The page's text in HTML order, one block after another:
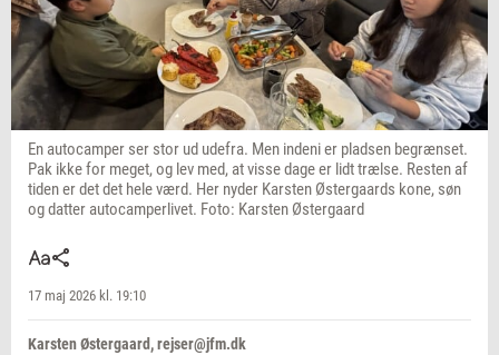
En autocamper ser stor ud udefra. Men indeni er pladsen begrænset.
Pak ikke for meget, og lev med, at visse dage er lidt trælse. Resten af
tiden er det det hele værd. Her nyder Karsten Østergaards kone, søn
og datter autocamperlivet. Foto: Karsten Østergaard
17 maj 2026 kl. 19:10
Karsten Østergaard, rejser@jfm.dk